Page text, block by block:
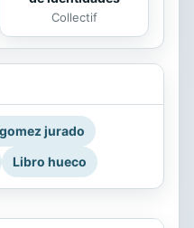
Collectif
jurado
Libro hueco